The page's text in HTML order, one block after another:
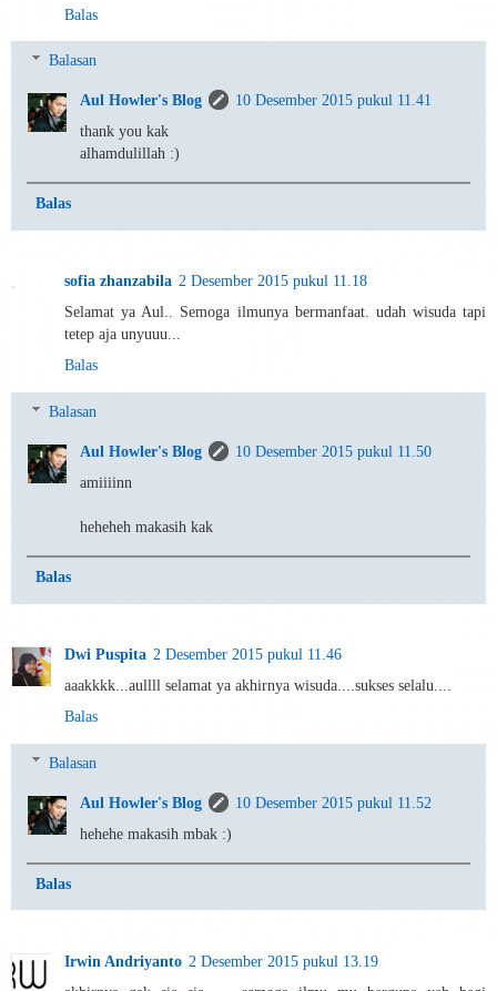
Balas
Balasan
Aul Howler's Blog
10 Desember 2015 pukul 11.41
thank you kak
alhamdulillah :)
Balas
sofia zhanzabila 2 Desember 2015 pukul 11.18
Selamat ya Aul.. Semoga ilmunya bermanfaat. udah wisuda tapi
tetep aja unyuuu...
Balas
Balasan
Aul Howler's Blog
10 Desember 2015 pukul 11.50
amiiiinn
heheheh makasih kak
Balas
Dwi Puspita 2 Desember 2015 pukul 11.46
aaakkkk...aullll selamat ya akhirnya wisuda....sukses selalu....
Balas
Balasan
Aul Howler's Blog
10 Desember 2015 pukul 11.52
hehehe makasih mbak :)
Balas
Irwin Andriyanto 2 Desember 2015 pukul 13.19